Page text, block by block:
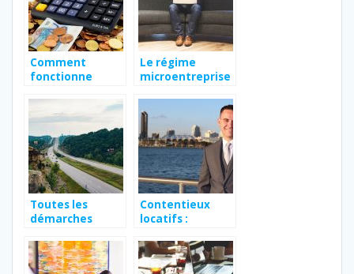
Comment
fonctionne
fiscal française ?
Le régime
microentreprise
Toutes les
démarches
administratives
à connaitre
Contentieux
locatifs :
le problème ?